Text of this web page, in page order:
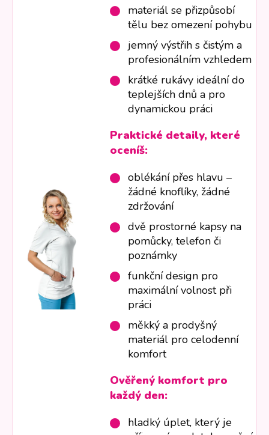
materiál se přizpůsobí
tělu bez omezení pohybu
jemný výstřih s čistým a
profesionálním vzhledem
krátké rukávy ideální do
teplejších dnů a pro
dynamickou práci
Praktické detaily, které
oceníš:
oblékání přes hlavu –
žádné knoflíky, žádné
zdržování
dvě prostorné kapsy na
pomůcky, telefon či
poznámky
funkční design pro
maximální volnost při
práci
měkký a prodyšný
materiál pro celodenní
komfort
Ověřený komfort pro
každý den:
hladký úplet, který je